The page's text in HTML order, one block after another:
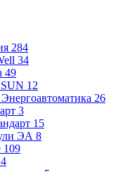
284
34
49
12
26
3
15
ЭА 8
109
4